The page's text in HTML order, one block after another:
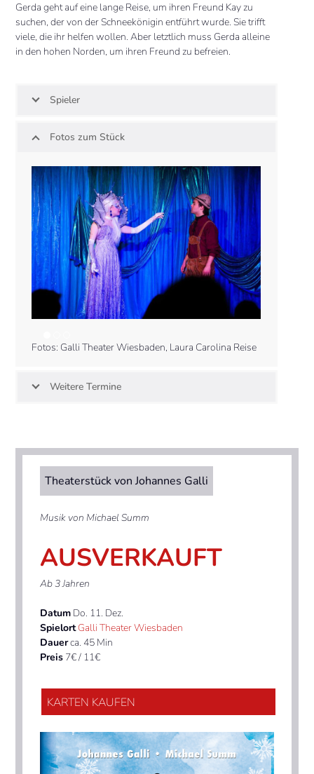
Gerda geht auf eine lange Reise, um ihren Freund Kay zu
suchen, der von der Schneekönigin entführt wurde. Sie trifft
viele, die ihr helfen wollen. Aber letztlich muss Gerda alleine
in den hohen Norden, um ihren Freund zu befreien.
Spieler
Fotos zum Stück
Fotos: Galli Theater Wiesbaden, Laura Carolina Reise
Weitere Termine
Theaterstück von Johannes Galli
Musik von Michael Summ
AUSVERKAUFT
Ab 3 Jahren
Datum Do. 11. Dez.
SpielortGalli Theater Wiesbaden
Dauerca. 45 Min
Preis 7€ / 11€
KARTEN KAUFEN